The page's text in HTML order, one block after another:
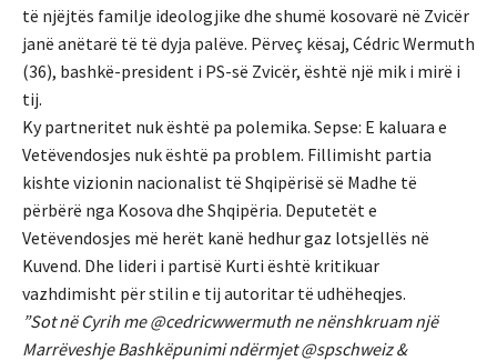
të njëjtës familje ideologjike dhe shumë kosovarë në Zvicër
janë anëtarë të të dyja palëve. Përveç kësaj, Cédric Wermuth
(36), bashkë-president i PS-së Zvicër, është një mik i mirë i
tij.
Ky partneritet nuk është pa polemika. Sepse: E kaluara e
Vetëvendosjes nuk është pa problem. Fillimisht partia
kishte vizionin nacionalist të Shqipërisë së Madhe të
përbërë nga Kosova dhe Shqipëria. Deputetët e
Vetëvendosjes më herët kanë hedhur gaz lotsjellës në
Kuvend. Dhe lideri i partisë Kurti është kritikuar
vazhdimisht për stilin e tij autoritar të udhëheqjes.
”Sot në Cyrih me @cedricwwermuth ne nënshkruam një
Marrëveshje Bashkëpunimi ndërmjet @spschweiz &